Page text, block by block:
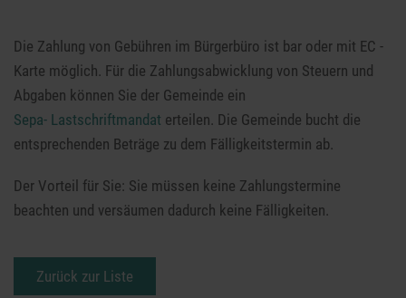
Die Zahlung von Gebühren im Bürgerbüro ist bar oder mit EC -
Karte möglich. Für die Zahlungsabwicklung von Steuern und
Abgaben können Sie der Gemeinde ein
Sepa- Lastschriftmandat erteilen. Die Gemeinde bucht die
entsprechenden Beträge zu dem Fälligkeitstermin ab.
Der Vorteil für Sie: Sie müssen keine Zahlungstermine
beachten und versäumen dadurch keine Fälligkeiten.
Zurück zur Liste